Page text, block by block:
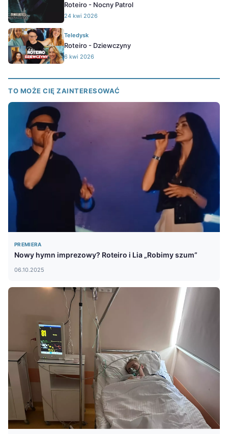
Roteiro - Nocny Patrol
24 kwi 2026
Teledysk
Roteiro - Dziewczyny
6 kwi 2026
TO MOŻE CIĘ ZAINTERESOWAĆ
PREMIERA
Nowy hymn imprezowy? Roteiro i Lia „Robimy szum”
06.10.2025